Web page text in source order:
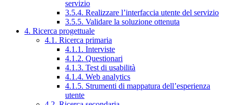
servizio
3.5.4. Realizzare l’interfaccia utente del servizio
3.5.5. Validare la soluzione ottenuta
4. Ricerca progettuale
4.1. Ricerca primaria
4.1.1. Interviste
4.1.2. Questionari
4.1.3. Test di usabilità
4.1.4. Web analytics
4.1.5. Strumenti di mappatura dell’esperienza
utente